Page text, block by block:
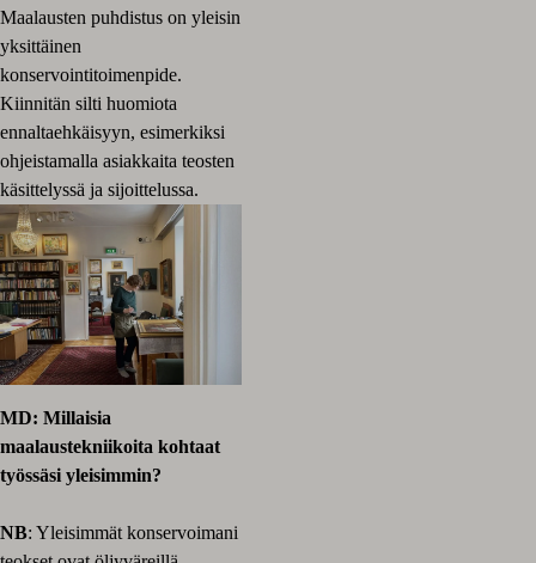
Maalausten puhdistus on yleisin
yksittäinen
konservointitoimenpide.
Kiinnitän silti huomiota
ennaltaehkäisyyn, esimerkiksi
ohjeistamalla asiakkaita teosten
käsittelyssä ja sijoittelussa.
MD: Millaisia
maalaustekniikoita kohtaat
työssäsi yleisimmin?
NB: Yleisimmät konservoimani